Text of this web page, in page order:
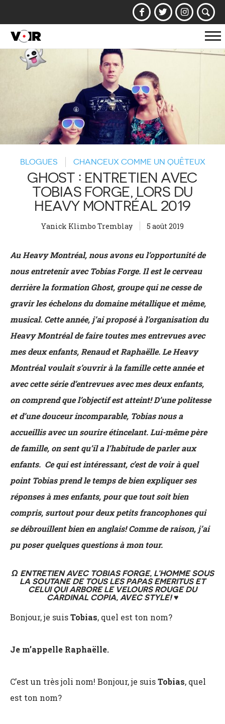
la
BLOGUES CHANCEUX COMME UN QUÊTEUX
GHOST : ENTRETIEN AVEC
TOBIAS FORGE, LORS DU
HEAVY MONTRÉAL 2019
Yanick Klimbo Tremblay 5 août 2019
Au Heavy Montréal, nous avons eu l’opportunité de
nous entretenir avec Tobias Forge. Il est le cerveau
derrière la formation Ghost, groupe qui ne cesse de
gravir les échelons du domaine métallique et même,
musical. Cette année, j’ai proposé à l’organisation du
Heavy Montréal de faire toutes mes entrevues avec
mes deux enfants, Renaud et Raphaëlle. Le Heavy
Montréal voulait s’ouvrir à la famille cette année et
avec cette série d’entrevues avec mes deux enfants,
on comprend que l’objectif est atteint! D’une politesse
et d’une douceur incomparable, Tobias nous a
accueillis avec un sourire étincelant. Lui-même père
de famille, on sent qu’il a l’habitude de parler aux
enfants. Ce qui est intéressant, c’est de voir à quel
point Tobias prend le temps de bien expliquer ses
réponses à mes enfants, pour que tout soit bien
compris, surtout pour deux petits francophones qui
se débrouillent bien en anglais! Comme de raison, j’ai
pu poser quelques questions à mon tour.
Ω ENTRETIEN AVEC TOBIAS FORGE, L’HOMME SOUS
LA SOUTANE DE TOUS LES PAPAS EMERITUS ET
CELUI QUI ARBORE LE VELOURS ROUGE DU
CARDINAL COPIA, AVEC STYLE! ♥
Bonjour, je suisTobias, quel est ton nom?
Je m’appelle Raphaëlle.
C’est un très joli nom! Bonjour, je suisTobias, quel
est ton nom?